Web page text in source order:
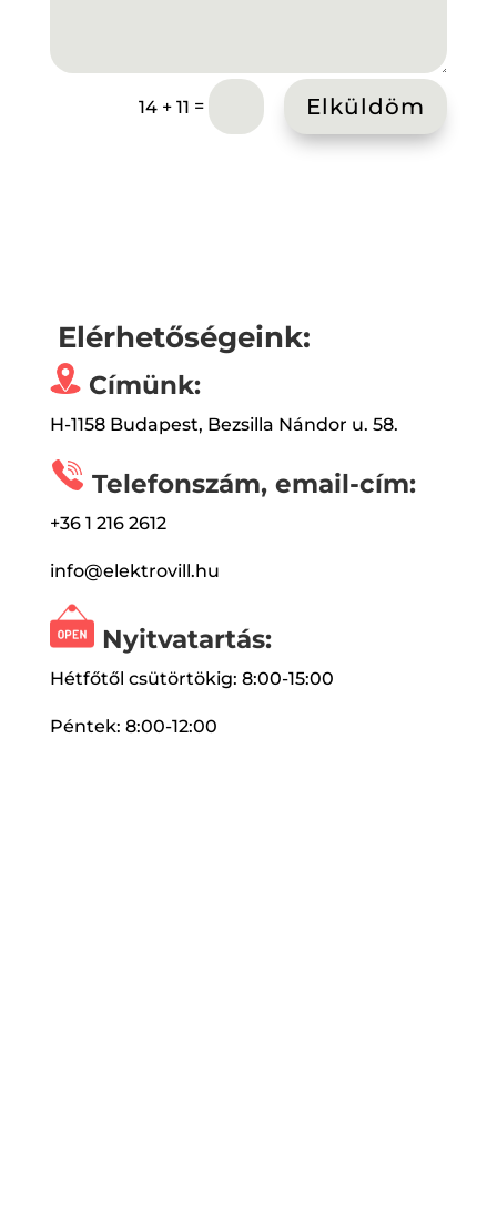
14 + 11 = Elküldöm
Elérhetőségeink:
Címünk:
H-1158 Budapest, Bezsilla Nándor u. 58.
Telefonszám, email-cím:
+36 1 216 2612
info@elektrovill.hu
Nyitvatartás:
Hétfőtől csütörtökig: 8:00-15:00
Péntek: 8:00-12:00